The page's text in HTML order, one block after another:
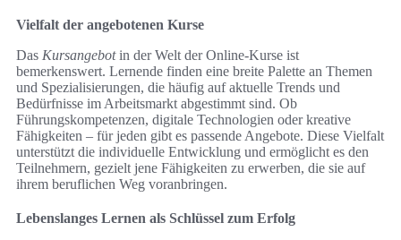
Vielfalt der angebotenen Kurse
Das Kursangebotin der Welt der Online-Kurse ist
bemerkenswert. Lernende finden eine breite Palette an Themen
und Spezialisierungen, die häufig auf aktuelle Trends und
Bedürfnisse im Arbeitsmarkt abgestimmt sind. Ob
Führungskompetenzen, digitale Technologien oder kreative
Fähigkeiten – für jeden gibt es passende Angebote. Diese Vielfalt
unterstützt die individuelle Entwicklung und ermöglicht es den
Teilnehmern, gezielt jene Fähigkeiten zu erwerben, die sie auf
ihrem beruflichen Weg voranbringen.
Lebenslanges Lernen als Schlüssel zum Erfolg